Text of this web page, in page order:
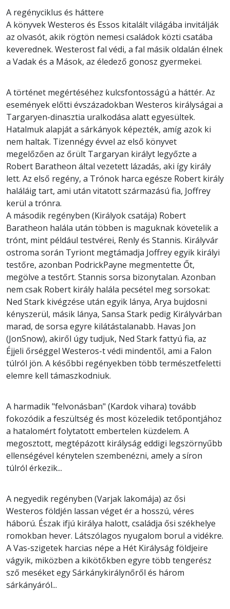
A regényciklus és háttere
A könyvek Westeros és Essos kitalált világába invitálják
az olvasót, akik rögtön nemesi családok közti csatába
keverednek. Westerost fal védi, a fal másik oldalán élnek
a Vadak és a Mások, az éledező gonosz gyermekei.
A történet megértéséhez kulcsfontosságú a háttér. Az
események előtti évszázadokban Westeros királyságai a
Targaryen-dinasztia uralkodása alatt egyesültek.
Hatalmuk alapját a sárkányok képezték, amíg azok ki
nem haltak. Tizennégy évvel az első könyvet
megelőzően az őrült Targaryan királyt legyőzte a
Robert Baratheon által vezetett lázadás, aki így király
lett. Az első regény, a Trónok harca egésze Robert király
haláláig tart, ami után vitatott származású fia, Joffrey
kerül a trónra.
A második regényben (Királyok csatája) Robert
Baratheon halála után többen is maguknak követelik a
trónt, mint például testvérei, Renly és Stannis. Királyvár
ostroma során Tyriont megtámadja Joffrey egyik királyi
testőre, azonban PodrickPayne megmentette Őt,
megölve a testőrt. Stannis sorsa bizonytalan. Azonban
nem csak Robert király halála pecsétel meg sorsokat:
Ned Stark kivégzése után egyik lánya, Arya bujdosni
kényszerül, másik lánya, Sansa Stark pedig Királyvárban
marad, de sorsa egyre kilátástalanabb. Havas Jon
(JonSnow), akiről úgy tudjuk, Ned Stark fattyú fia, az
Éjjeli őrséggel Westeros-t védi mindentől, ami a Falon
túlról jön. A későbbi regényekben több természetfeletti
elemre kell támaszkodniuk.
A harmadik "felvonásban" (Kardok vihara) tovább
fokozódik a feszültség és most közeledik tetőpontjához
a hatalomért folytatott embertelen küzdelem. A
megosztott, megtépázott királyság eddigi legszörnyűbb
ellenségével kénytelen szembenézni, amely a síron
túlról érkezik...
A negyedik regényben (Varjak lakomája) az ősi
Westeros földjén lassan véget ér a hosszú, véres
háború. Észak ifjú királya halott, családja ősi székhelye
romokban hever. Látszólagos nyugalom borul a vidékre.
A Vas-szigetek harcias népe a Hét Királyság földjeire
vágyik, miközben a kikötőkben egyre több tengerész
sző meséket egy Sárkánykirálynőről és három
sárkányáról...